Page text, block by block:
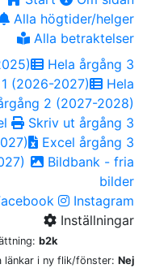
Alla högtider/helger
Alla betraktelser
Hela årgång 3
(2026-2027)
Hela
2 (2027-2028)
Skriv ut årgång 3
Excel årgång 3
Bildbank - fria
bilder
Instagram
Inställningar
b2k
länkar i ny flik/fönster: Nej